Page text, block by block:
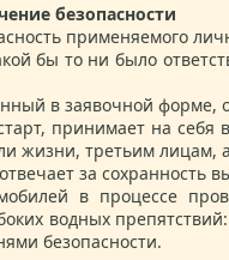
безопасности
применяемого
бы то ни было
в заявочной форме,
принимает на себя
жизни, третьим лицам,
за сохранность
в процессе
водных
безопасности.